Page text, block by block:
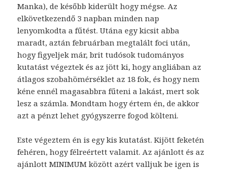
Manka), de később kiderült hogy mégse. Az
elkövetkezendő 3 napban minden nap
lenyomkodta a fűtést. Utána egy kicsit abba
maradt, aztán februárban megtalált foci után,
hogy figyeljek már, brit tudósok tudományos
kutatást végeztek és az jött ki, hogy angliában az
átlagos szobahömérséklet az 18 fok, és hogy nem
kéne ennél magasabbra fűteni a lakást, mert sok
lesz a számla. Mondtam hogy értem én, de akkor
azt a pénzt lehet gyógyszerre fogod költeni.
Este végeztem én is egy kis kutatást. Kijött feketén
fehéren, hogy félreértett valamit. Az ajánlott és az
ajánlott MINIMUM között azért valljuk be igen is